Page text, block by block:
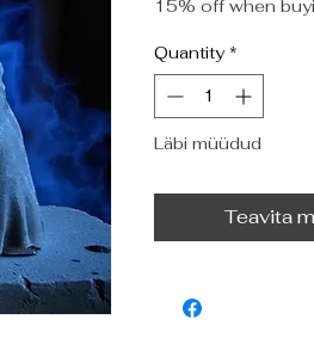
15% off when
Quantity *
Läbi müüdud
Teavita